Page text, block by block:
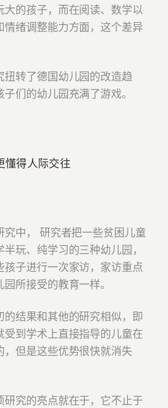
大的孩子，而在阅读、数学以
情绪调整能力方面，这个差异
转了德国幼儿园的改造趋
们的幼儿园充满了游戏。
懂得人际交往
中， 研究者把一些贫困儿童
玩、纯学习的三种幼儿园，
孩子进行一次家访，家访重点
所接受的教育一样。
结果和其他的研究相似，即
受到学术上直接指导的儿童在
，但是这些优势很快就消失
究的亮点就在于，它不止于